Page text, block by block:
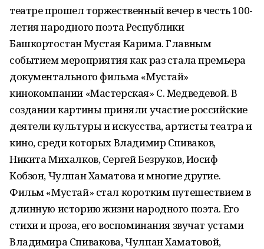
театре прошел торжественный вечер в честь 100-
летия народного поэта Республики
Башкортостан Мустая Карима. Главным
событием мероприятия как раз стала премьера
документального фильма «Мустай»
кинокомпании «Мастерская» С. Медведевой. В
создании картины приняли участие российские
деятели культуры и искусства, артисты театра и
кино, среди которых Владимир Спиваков,
Никита Михалков, Сергей Безруков, Иосиф
Кобзон, Чулпан Хаматова и многие другие.
Фильм «Мустай» стал коротким путешествием в
длинную историю жизни народного поэта. Его
стихи и проза, его воспоминания звучат устами
Владимира Спивакова, Чулпан Хаматовой,